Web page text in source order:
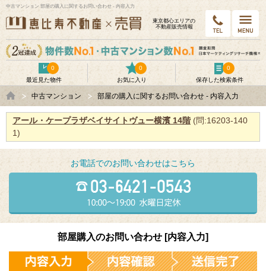
中古マンション 部屋の購入に関するお問い合わせ - 内容入力
東京都⼼エリアの
不動産販売情報
最近見た物件
0
お気に入り
0
保存した検索条件
0
中古マンション 部屋の購入に関するお問い合わせ - 内容入力
アール・ケープラザベイサイトヴュー横濱 14階(問:16203-140
1)
お電話でのお問い合わせはこちら
部屋購入のお問い合わせ [内容入力]